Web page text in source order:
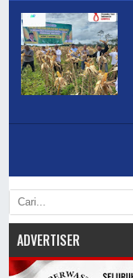
ADVERTISER